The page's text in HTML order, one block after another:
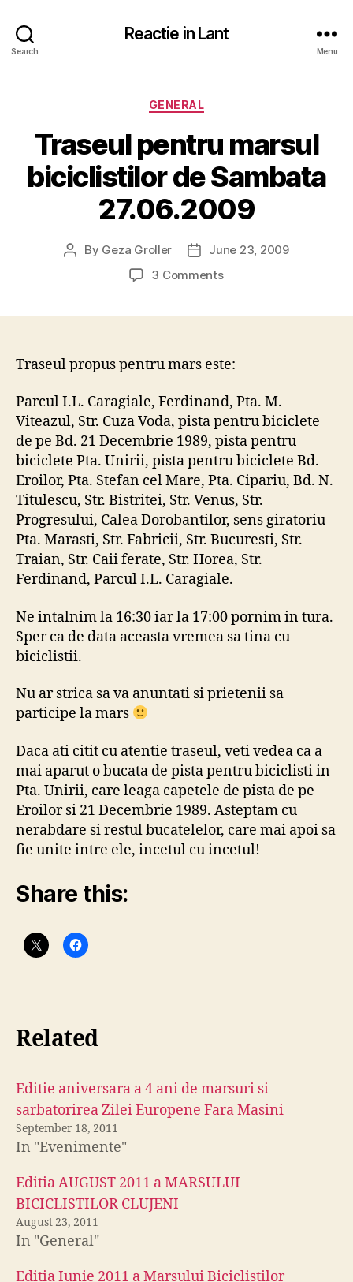
Search
Reactie in Lant
Menu
Categories
GENERAL
Traseul pentru marsul
biciclistilor de Sambata
27.06.2009
Post
By Geza Groller
PostJune 23, 2009
3 Commentson
de
27.06.2009
Traseul propus pentru mars este:
Parcul I.L. Caragiale, Ferdinand, Pta. M.
Viteazul, Str. Cuza Voda, pista pentru biciclete
de pe Bd. 21 Decembrie 1989, pista pentru
biciclete Pta. Unirii, pista pentru biciclete Bd.
Eroilor, Pta. Stefan cel Mare, Pta. Cipariu, Bd. N.
Titulescu, Str. Bistritei, Str. Venus, Str.
Progresului, Calea Dorobantilor, sens giratoriu
Pta. Marasti, Str. Fabricii, Str. Bucuresti, Str.
Traian, Str. Caii ferate, Str. Horea, Str.
Ferdinand, Parcul I.L. Caragiale.
Ne intalnim la 16:30 iar la 17:00 pornim in tura.
Sper ca de data aceasta vremea sa tina cu
biciclistii.
Nu ar strica sa va anuntati si prietenii sa
participe la mars
Daca ati citit cu atentie traseul, veti vedea ca a
mai aparut o bucata de pista pentru biciclisti in
Pta. Unirii, care leaga capetele de pista de pe
Eroilor si 21 Decembrie 1989. Asteptam cu
nerabdare si restul bucatelelor, care mai apoi sa
fie unite intre ele, incetul cu incetul!
Share this:
Related
Editie aniversara a 4 ani de marsuri si
sarbatorirea Zilei Europene Fara Masini
September 18, 2011
In "Evenimente"
Editia AUGUST 2011 a MARSULUI
BICICLISTILOR CLUJENI
August 23, 2011
In "General"
Editia Iunie 2011 a Marsului Biciclistilor